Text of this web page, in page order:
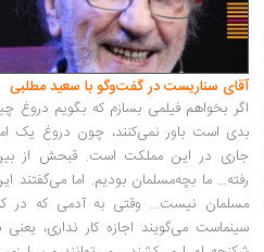
آقای سناریست در گفت‌وگو با سعید مطلبی
اگر بخواهم فیلمی بسازم که بگویم دروغ
بدی است باور نمی‌کنند، چون دروغ یک
جاری در این مملکت است. قبحش از
رفته... ما بچه‌مسلمان بودیم. اما می‌گفتند
مسلمان نیست... وقتی به آدمی که در
سینماست می‌گویند اجازه کار نداری، یعنی